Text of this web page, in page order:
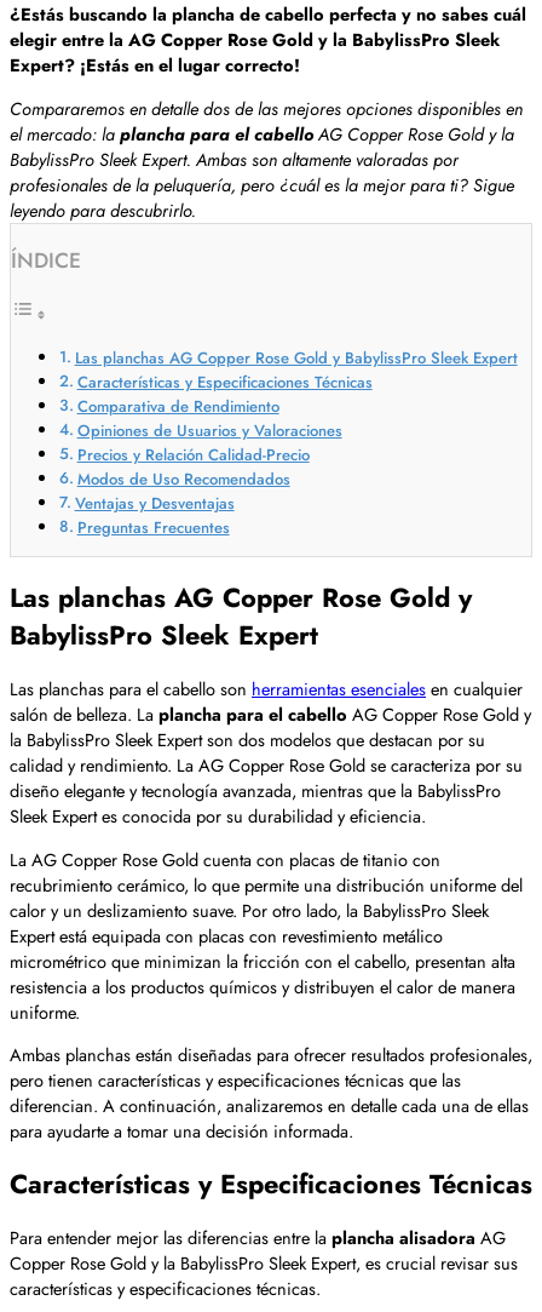
¿Estás buscando la plancha de cabello perfecta y no sabes cuál
elegir entre la AG Copper Rose Gold y la BabylissPro Sleek
Expert? ¡Estás en el lugar correcto!
Compararemos en detalle dos de las mejores opciones disponibles en
el mercado: laplancha para el cabelloAG Copper Rose Gold y la
BabylissPro Sleek Expert. Ambas son altamente valoradas por
profesionales de la peluquería, pero ¿cuál es la mejor para ti? Sigue
leyendo para descubrirlo.
ÍNDICE
Las planchas AG Copper Rose Gold y BabylissPro Sleek Expert
Características y Especificaciones Técnicas
Comparativa de Rendimiento
Opiniones de Usuarios y Valoraciones
Precios y Relación Calidad-Precio
Modos de Uso Recomendados
Ventajas y Desventajas
Preguntas Frecuentes
Las planchas AG Copper Rose Gold y
BabylissPro Sleek Expert
Las planchas para el cabello son herramientas esencialesen cualquier
salón de belleza. Laplancha para el cabello AG Copper Rose Gold y
la BabylissPro Sleek Expert son dos modelos que destacan por su
calidad y rendimiento. La AG Copper Rose Gold se caracteriza por su
diseño elegante y tecnología avanzada, mientras que la BabylissPro
Sleek Expert es conocida por su durabilidad y eficiencia.
La AG Copper Rose Gold cuenta con placas de titanio con
recubrimiento cerámico, lo que permite una distribución uniforme del
calor y un deslizamiento suave. Por otro lado, la BabylissPro Sleek
Expert está equipada con placas con revestimiento metálico
micrométrico que minimizan la fricción con el cabello, presentan alta
resistencia a los productos químicos y distribuyen el calor de manera
uniforme.
Ambas planchas están diseñadas para ofrecer resultados profesionales,
pero tienen características y especificaciones técnicas que las
diferencian. A continuación, analizaremos en detalle cada una de ellas
para ayudarte a tomar una decisión informada.
Características y Especificaciones Técnicas
Para entender mejor las diferencias entre laplancha alisadora AG
Copper Rose Gold y la BabylissPro Sleek Expert, es crucial revisar sus
características y especificaciones técnicas.